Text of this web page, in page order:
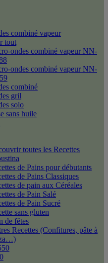
combiné vapeur
tout
ondes combiné vapeur NN-
ondes combiné vapeur NN-
combiné
gril
solo
sans huile
toutes les Recettes
de Pains pour débutants
de Pains Classiques
de pain aux Céréales
de Pain Salé
de Pain Sucré
sans gluten
de fêtes
Recettes (Confitures, pâte à